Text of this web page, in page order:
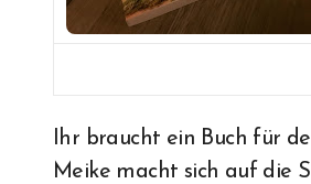
Ihr braucht ein Buch für
Meike macht sich auf die